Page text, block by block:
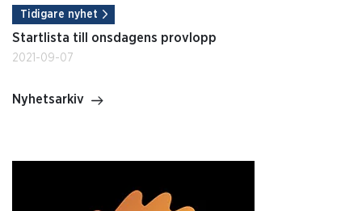
Tidigare nyhet
Startlista till onsdagens provlopp
2021-09-07
Nyhetsarkiv